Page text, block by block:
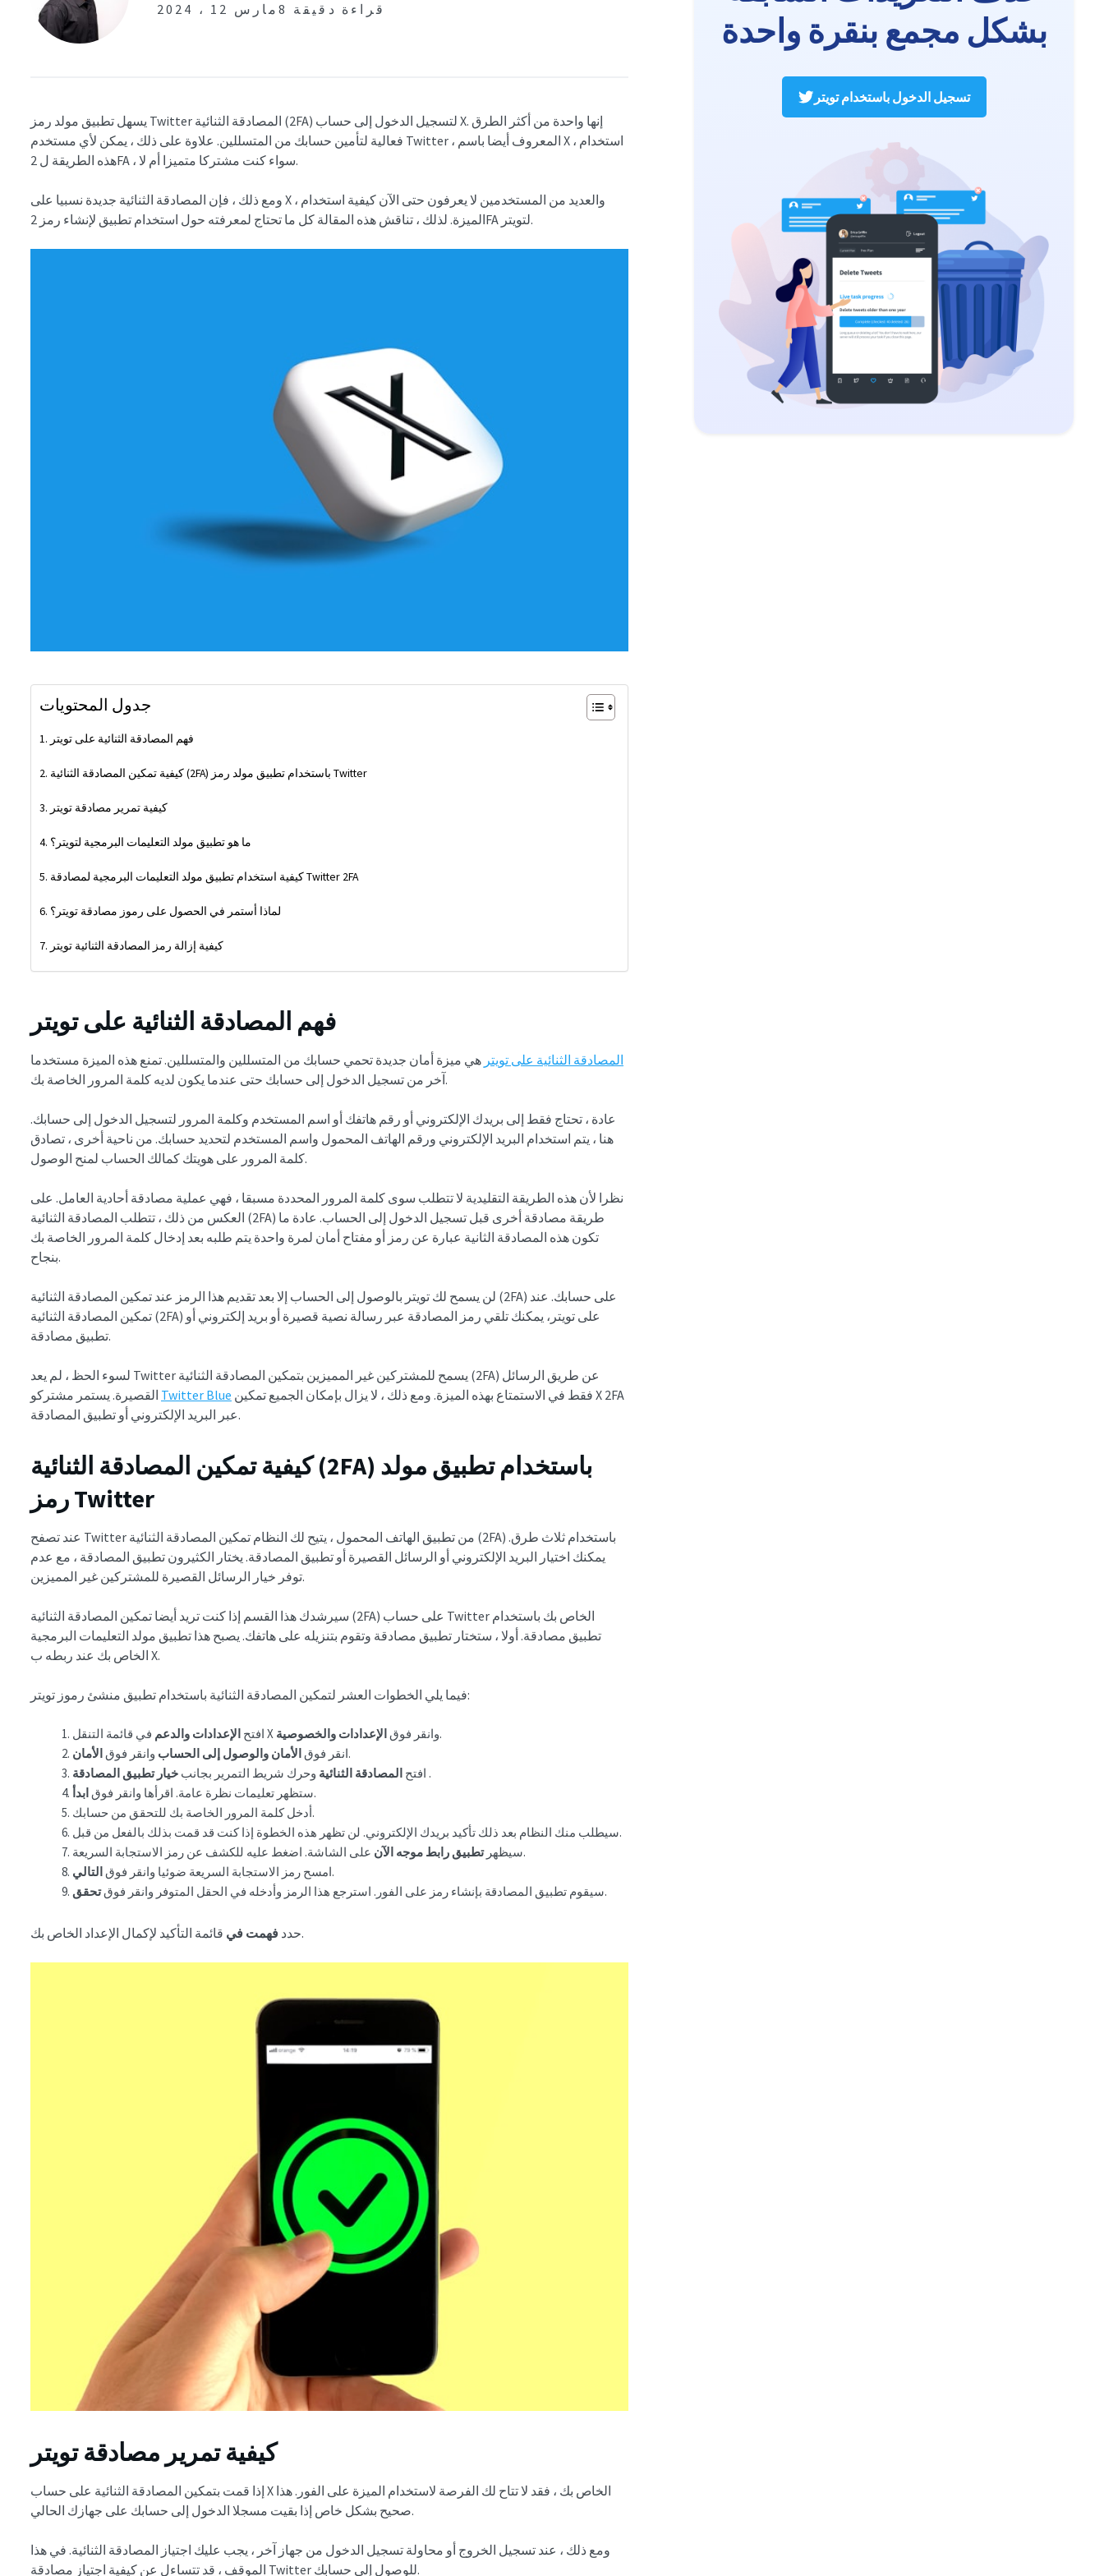
مارس 12 ، 2024 8 قراءة دقيقة
يسهل تطبيق مولد رمز Twitter المصادقة الثنائية (2FA) لتسجيل الدخول إلى حساب X. إنها واحدة من أكثر الطرق
فعالية لتأمين حسابك من المتسللين. علاوة على ذلك ، يمكن لأي مستخدم Twitter ، المعروف أيضا باسم X ، استخدام
هذه الطريقة ل 2FA ، سواء كنت مشتركا متميزا أم لا.
ومع ذلك ، فإن المصادقة الثنائية جديدة نسبيا على X ، والعديد من المستخدمين لا يعرفون حتى الآن كيفية استخدام
الميزة. لذلك ، تناقش هذه المقالة كل ما تحتاج لمعرفته حول استخدام تطبيق لإنشاء رمز 2FA لتويتر.
جدول المحتويات
فهم المصادقة الثنائية على تويتر
كيفية تمكين المصادقة الثنائية (2FA) باستخدام تطبيق مولد رمز Twitter
كيفية تمرير مصادقة تويتر
كيفية استخدام تطبيق مولد التعليمات البرمجية لمصادقة Twitter 2FA
لماذا أستمر في الحصول على رموز مصادقة تويتر؟
كيفية إزالة رمز المصادقة الثنائية تويتر
فهم المصادقة الثنائية على تويتر
المصادقة الثنائية على تويتر هي ميزة أمان جديدة تحمي حسابك من المتسللين والمتسللين. تمنع هذه الميزة مستخدما
آخر من تسجيل الدخول إلى حسابك حتى عندما يكون لديه كلمة المرور الخاصة بك.
عادة ، تحتاج فقط إلى بريدك الإلكتروني أو رقم هاتفك أو اسم المستخدم وكلمة المرور لتسجيل الدخول إلى حسابك.
هنا ، يتم استخدام البريد الإلكتروني ورقم الهاتف المحمول واسم المستخدم لتحديد حسابك. من ناحية أخرى ، تصادق
كلمة المرور على هويتك كمالك الحساب لمنح الوصول.
نظرا لأن هذه الطريقة التقليدية لا تتطلب سوى كلمة المرور المحددة مسبقا ، فهي عملية مصادقة أحادية العامل. على
العكس من ذلك ، تتطلب المصادقة الثنائية (2FA) طريقة مصادقة أخرى قبل تسجيل الدخول إلى الحساب. عادة ما
تكون هذه المصادقة الثانية عبارة عن رمز أو مفتاح أمان لمرة واحدة يتم طلبه بعد إدخال كلمة المرور الخاصة بك
بنجاح.
لن يسمح لك تويتر بالوصول إلى الحساب إلا بعد تقديم هذا الرمز عند تمكين المصادقة الثنائية (2FA) على حسابك. عند
تمكين المصادقة الثنائية (2FA) على تويتر، يمكنك تلقي رمز المصادقة عبر رسالة نصية قصيرة أو بريد إلكتروني أو
تطبيق مصادقة.
لسوء الحظ ، لم يعد Twitter يسمح للمشتركين غير المميزين بتمكين المصادقة الثنائية (2FA) عن طريق الرسائل
Twitter Blue
عبر البريد الإلكتروني أو تطبيق المصادقة.
كيفية تمكين المصادقة الثنائية (2FA) باستخدام تطبيق مولد
رمز Twitter
عند تصفح Twitter من تطبيق الهاتف المحمول ، يتيح لك النظام تمكين المصادقة الثنائية (2FA) باستخدام ثلاث طرق.
يمكنك اختيار البريد الإلكتروني أو الرسائل القصيرة أو تطبيق المصادقة. يختار الكثيرون تطبيق المصادقة ، مع عدم
توفر خيار الرسائل القصيرة للمشتركين غير المميزين.
سيرشدك هذا القسم إذا كنت تريد أيضا تمكين المصادقة الثنائية (2FA) على حساب Twitter الخاص بك باستخدام
تطبيق مصادقة. أولا ، ستختار تطبيق مصادقة وتقوم بتنزيله على هاتفك. يصبح هذا تطبيق مولد التعليمات البرمجية
الخاص بك عند ربطه ب X.
فيما يلي الخطوات العشر لتمكين المصادقة الثنائية باستخدام تطبيق منشئ رموز تويتر:
افتح الإعدادات والدعم في قائمة التنقل X وانقر فوق الإعدادات والخصوصية
.
انقر فوق الأمان والوصول إلى الحساب وانقر فوق الأمان
.
افتح المصادقة الثنائية وحرك شريط التمرير بجانب
.
ستظهر تعليمات نظرة عامة. اقرأها وانقر فوق ابدأ
.
أدخل كلمة المرور الخاصة بك للتحقق من حسابك.
سيطلب منك النظام بعد ذلك تأكيد بريدك الإلكتروني. لن تظهر هذه الخطوة إذا كنت قد قمت بذلك بالفعل من قبل.
سيظهرتطبيق رابط موجه الآن
على الشاشة. اضغط عليه للكشف عن رمز الاستجابة السريعة.
امسح رمز الاستجابة السريعة ضوئيا وانقر فوق التالي
.
سيقوم تطبيق المصادقة بإنشاء رمز على الفور. استرجع هذا الرمز وأدخله في الحقل المتوفر وانقر فوقتحقق .
حدد فهمت في قائمة التأكيد لإكمال الإعداد الخاص بك.
كيفية تمرير مصادقة تويتر
إذا قمت بتمكين المصادقة الثنائية على حساب X الخاص بك ، فقد لا تتاح لك الفرصة لاستخدام الميزة على الفور. هذا
صحيح بشكل خاص إذا بقيت مسجلا الدخول إلى حسابك على جهازك الحالي.
ومع ذلك ، عند تسجيل الخروج أو محاولة تسجيل الدخول من جهاز آخر ، يجب عليك اجتياز المصادقة الثنائية. في هذا
الموقف ، قد تتساءل عن كيفية اجتياز مصادقة Twitter للوصول إلى حسابك.
بشكل مجمع بنقرة واحدة
تسجيل الدخول باستخدام تويتر